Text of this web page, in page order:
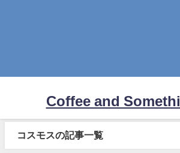
Coffee and
コスモスの記事一覧